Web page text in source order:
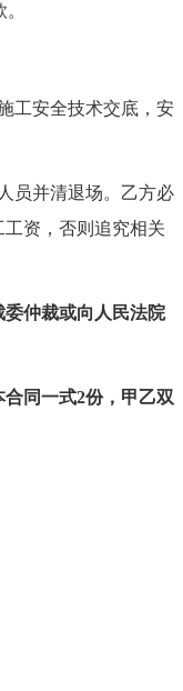
工安全技术交底，安
员并清退场。乙方必
资，否则追究相关
仲裁或向人民法院
同一式2份，甲乙双